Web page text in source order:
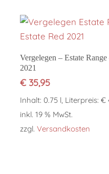
In den
Vergelegen – Estate Range
2021
€35,95
Inhalt: 0.75 l, Literpreis: €
inkl. 19 % MwSt.
zzgl.Versandkosten